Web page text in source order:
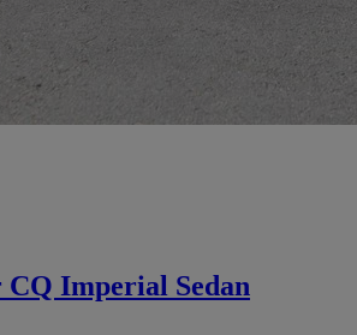
CQ Imperial Sedan